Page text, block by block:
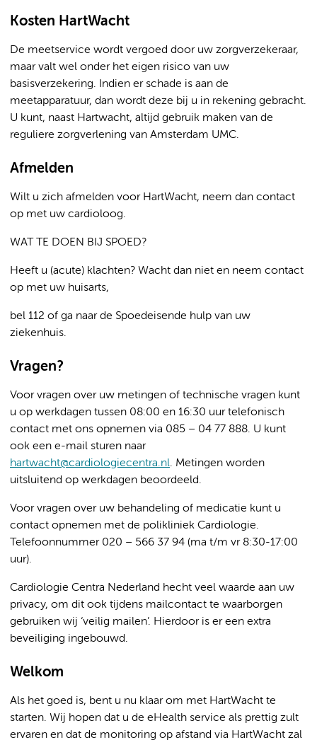
Kosten HartWacht
De meetservice wordt vergoed door uw zorgverzekeraar,
maar valt wel onder het eigen risico van uw
basisverzekering. Indien er schade is aan de
meetapparatuur, dan wordt deze bij u in rekening gebracht.
U kunt, naast Hartwacht, altijd gebruik maken van de
reguliere zorgverlening van Amsterdam UMC.
Afmelden
Wilt u zich afmelden voor HartWacht, neem dan contact
op met uw cardioloog.
WAT TE DOEN BIJ SPOED?
Heeft u (acute) klachten? Wacht dan niet en neem contact
op met uw huisarts,
bel 112 of ga naar de Spoedeisende hulp van uw
ziekenhuis.
Vragen?
Voor vragen over uw metingen of technische vragen kunt
u op werkdagen tussen 08:00 en 16:30 uur telefonisch
contact met ons opnemen via 085 – 04 77 888. U kunt
ook een e-mail sturen naar
hartwacht@cardiologiecentra.nl. Metingen worden
uitsluitend op werkdagen beoordeeld.
Voor vragen over uw behandeling of medicatie kunt u
contact opnemen met de polikliniek Cardiologie.
Telefoonnummer 020 – 566 37 94 (ma t/m vr 8:30-17:00
uur).
Cardiologie Centra Nederland hecht veel waarde aan uw
privacy, om dit ook tijdens mailcontact te waarborgen
gebruiken wij ‘veilig mailen’. Hierdoor is er een extra
beveiliging ingebouwd.
Welkom
Als het goed is, bent u nu klaar om met HartWacht te
starten. Wij hopen dat u de eHealth service als prettig zult
ervaren en dat de monitoring op afstand via HartWacht zal